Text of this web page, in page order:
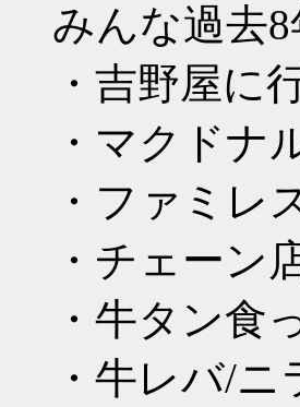
みんな過去8
・吉野屋に
・マクドナ
・ファミレ
・チェーン
・牛タン食
・牛レバ/